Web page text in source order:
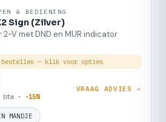
& BEDIENING
Sign (Zilver)
V met DND en MUR indicator
bestellen — klik voor opties
· -15%
VRAAG ADVIES →
MANDJE